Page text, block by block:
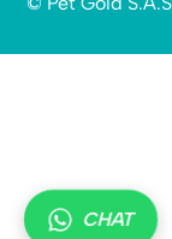
CHAT